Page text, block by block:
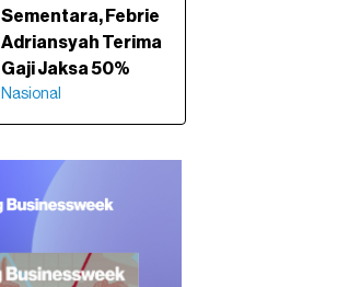
Sementara, Febrie
Adriansyah Terima
Gaji Jaksa 50%
Nasional